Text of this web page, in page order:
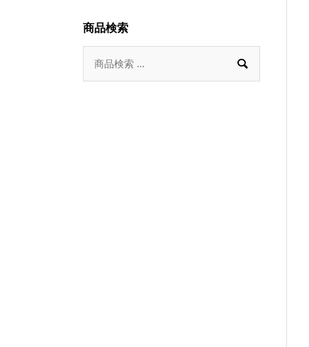
商品検索
